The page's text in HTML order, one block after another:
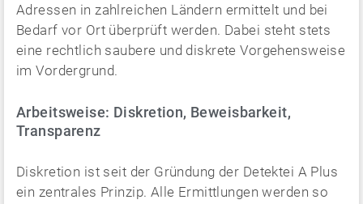
Adressen in zahlreichen Ländern ermittelt und bei
Bedarf vor Ort überprüft werden. Dabei steht stets
eine rechtlich saubere und diskrete Vorgehensweise
im Vordergrund.
Arbeitsweise: Diskretion, Beweisbarkeit,
Transparenz
Diskretion ist seit der Gründung der Detektei A Plus
ein zentrales Prinzip. Alle Ermittlungen werden so